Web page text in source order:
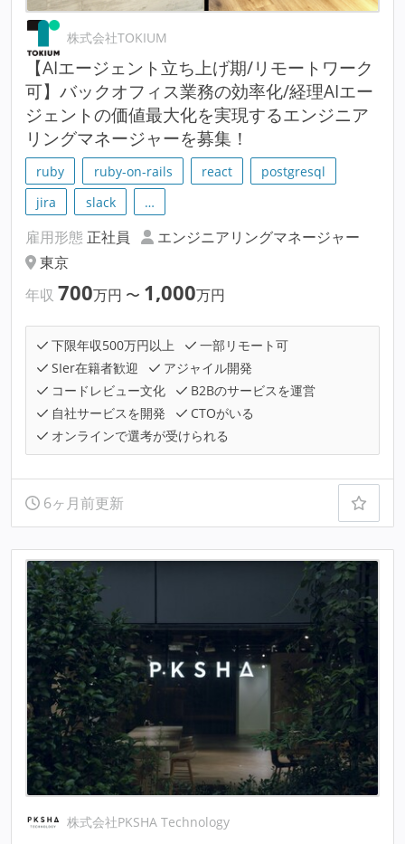
株式会社TOKIUM
【AIエージェント立ち上げ期/リモートワーク
可】バックオフィス業務の効率化/経理AIエー
ジェントの価値最大化を実現するエンジニア
リングマネージャーを募集！
ruby ruby-on-rails react
postgresql
jira
slack …
雇用形態 正社員
エンジニアリングマネージャー
東京
年収 700万円 〜 1,000万円
下限年収500万円以上
一部リモート可
SIer在籍者歓迎
アジャイル開発
コードレビュー文化
B2Bのサービスを運営
自社サービスを開発
CTOがいる
オンラインで選考が受けられる
6ヶ月前更新
株式会社PKSHA Technology